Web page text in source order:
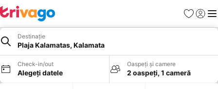
Favorite
Destinație
Plaja Kalamatas, Kalamata
Check-in/out
Alegeți datele
Oaspeți și camere
2 oaspeți, 1 cameră